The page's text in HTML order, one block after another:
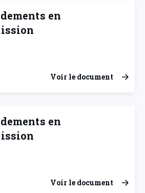
en
Voir le document
en
Voir le document